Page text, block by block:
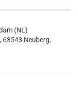
(NL)
63543 Neuberg;